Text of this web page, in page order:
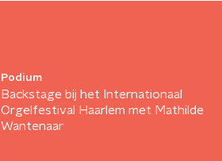
Podium
Backstage bij het Internationaal
Orgelfestival Haarlem met Mathilde
Wantenaar